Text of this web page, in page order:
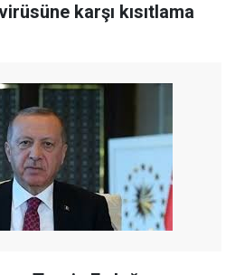
karşı kısıtlama